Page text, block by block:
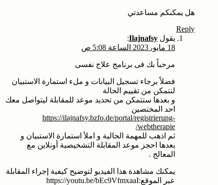
هل يمكنكم مساعدتي
Reply
يقول Ilajnafsy
:
18 مايو، 2023 الساعة 5:08 ص
مرحباً بك فى برنامج علاج نفسى
فضلاً برجاء تسجيل البيانات و ملء استمارة الاستبيان
لنتمكن من تقييم الحالة
و بعدها ستتمكن من تحديد موعد للمقابلة ليتواصل معك
احد المختصين
https://ilajnafsy.bzfo.de/portal/registrierung-
webtherapie/
ثم اذهب للمهمة الحالية و املأ استمارة الاستبيان و
بعدها احجز موعد المقابلة التشخيصية أونلاين مع
المعالج .
يمكنك مشاهدة هذا الفيديو لتوضيح كيفية إجراء المقابلة
عبر الموقع: https://youtu.be/bEc9VfmxaaI